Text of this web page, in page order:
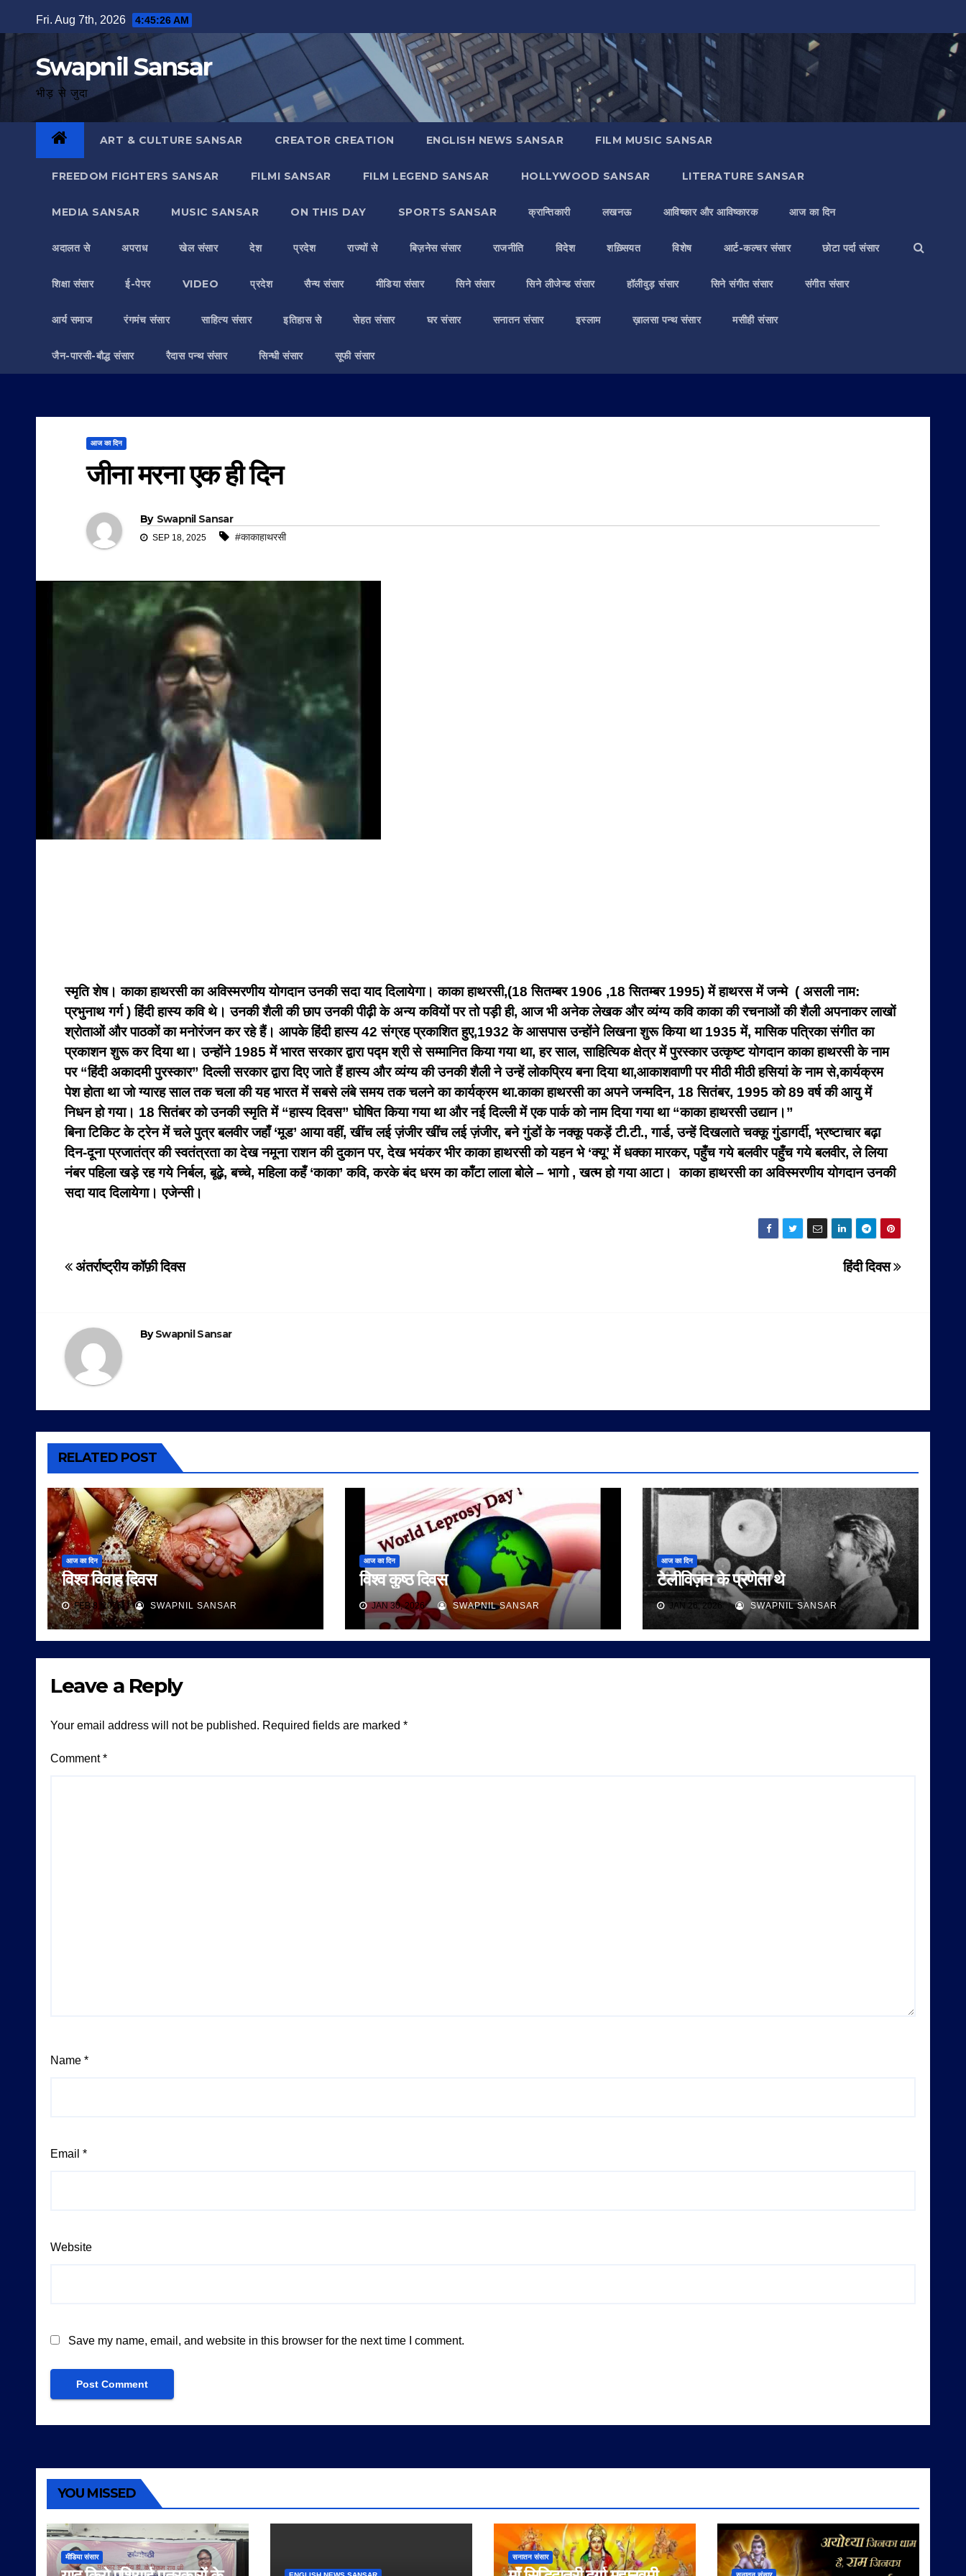
to
Fri. Aug 7th, 2026 4:45:27 AM
Swapnil Sansar
भीड़ से जुदा
ART & CULTURE SANSAR CREATOR CREATION ENGLISH NEWS SANSAR FILM MUSIC SANSAR
FREEDOM FIGHTERS SANSAR FILMI SANSAR FILM LEGEND SANSAR HOLLYWOOD SANSAR LITERATURE SANSAR
MEDIA SANSAR MUSIC SANSAR ON THIS DAY SPORTS SANSAR क्रान्तिकारी लखनऊ आविष्कार और आविष्कारक आज का दिन
अदालत से अपराध खेल संसार देश प्रदेश राज्यों से बिज़नेस संसार राजनीति विदेश शख़्सियत विशेष आर्ट-कल्चर संसार छोटा पर्दा संसार
शिक्षा संसार ई-पेपर VIDEO प्रदेश सैन्य संसार मीडिया संसार सिने संसार सिने लीजेन्ड संसार हॉलीवुड़ संसार सिने संगीत संसार संगीत संसार
आर्य समाज रंगमंच संसार साहित्य संसार इतिहास से सेहत संसार घर संसार सनातन संसार इस्लाम ख़ालसा पन्थ संसार मसीही संसार
जैन-पारसी-बौद्ध संसार रैदास पन्थ संसार सिन्धी संसार सूफी संसार
आज का दिन
जीना मरना एक ही दिन
By Swapnil Sansar
SEP 18, 2025 #काकाहाथरसी
स्मृति शेष। काका हाथरसी का अविस्मरणीय योगदान उनकी सदा याद दिलायेगा।काका हाथरसी,(18 सितम्बर 1906 ,18 सितम्बर 1995) में हाथरस में जन्मे ( असली नाम:
प्रभुनाथ गर्ग ) हिंदी हास्य कवि थे। उनकी शैली की छाप उनकी पीढ़ी के अन्य कवियों पर तो पड़ी ही, आज भी अनेक लेखक और व्यंग्य कवि काका की रचनाओं की शैली अपनाकर लाखों
श्रोताओं और पाठकों का मनोरंजन कर रहे हैं। आपके हिंदी हास्य 42 संग्रह प्रकाशित हुए,1932 के आसपास उन्होंने लिखना शुरू किया था 1935 में, मासिक पत्रिका संगीत का
प्रकाशन शुरू कर दिया था। उन्होंने 1985 में भारत सरकार द्वारा पद्म श्री से सम्मानित किया गया था, हर साल, साहित्यिक क्षेत्र में पुरस्कार उत्कृष्ट योगदान काका हाथरसी के नाम
पर “हिंदी अकादमी पुरस्कार” दिल्ली सरकार द्वारा दिए जाते हैं हास्य और व्यंग्य की उनकी शैली ने उन्हें लोकप्रिय बना दिया था,आकाशवाणी पर मीठी मीठी हसियां के नाम से,कार्यक्रम
पेश होता था जो ग्यारह साल तक चला की यह भारत में सबसे लंबे समय तक चलने का कार्यक्रम था.काका हाथरसी का अपने जन्मदिन, 18 सितंबर, 1995 को 89 वर्ष की आयु में
निधन हो गया। 18 सितंबर को उनकी स्मृति में “हास्य दिवस” घोषित किया गया था और नई दिल्ली में एक पार्क को नाम दिया गया था “काका हाथरसी उद्यान।”
बिना टिकिट के ट्रेन में चले पुत्र बलवीरजहाँ ‘मूड’ आया वहीं, खींच लई ज़ंजीरखींच लई ज़ंजीर, बने गुंडों के नक्कूपकड़ें टी.टी., गार्ड, उन्हें दिखलाते चक्कूगुंडागर्दी, भ्रष्टाचार बढ़ा
दिन-दूनाप्रजातंत्र की स्वतंत्रता का देख नमूनाराशन की दुकान पर, देख भयंकर भीरकाका हाथरसी को यहन भे ‘क्यू’ में धक्का मारकर, पहुँच गये बलवीरपहुँच गये बलवीर, ले लिया
नंबर पहिलाखड़े रह गये निर्बल, बूढ़े, बच्चे, महिलाकहँ ‘काका’ कवि, करके बंद धरम का काँटालाला बोले – भागो , खत्म हो गया आटा।काका हाथरसी का अविस्मरणीय योगदान उनकी
सदा याद दिलायेगा। एजेन्सी।
Post
हिंदी दिवस
अंतर्राष्ट्रीय कॉफ़ी दिवस
BySwapnil Sansar
RELATED POST
आज का दिन
विश्व विवाह दिवस
FEB 8, 2026 SWAPNIL SANSAR
आज का दिन
विश्व कुष्ठ दिवस
JAN 30, 2026 SWAPNIL SANSAR
आज का दिन
टेलीविज़न के प्रणेता थे
JAN 26, 2026 SWAPNIL SANSAR
Leave a Reply
Your email address will not be published. Required fields are marked *
Comment*
Name *
Email *
Website
Save my name, email, and website in this browser for the next time I comment.
YOU MISSED
मीडिया संसार सनातन संसार